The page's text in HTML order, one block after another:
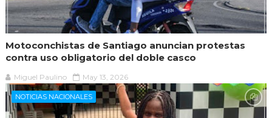
Motoconchistas de Santiago anuncian protestas
contra uso obligatorio del doble casco
Miguel Paulino May 13, 2026
NOTICIAS NACIONALES